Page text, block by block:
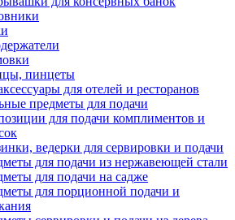
пинцеты
для отелей и ресторанов
предметы для подачи
для подачи комплиментов и
ведерки для сервировки и подачи
для подачи из нержавеющей стали
для подачи на садже
для порционной подачи и